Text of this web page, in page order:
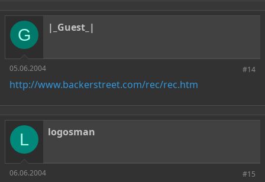
G |_Guest_|
05.06.2004 #14
http://www.backerstreet.com/rec/rec.htm
L logosman
06.06.2004 #15